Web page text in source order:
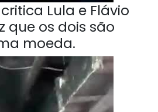
Lula e Flávio
que os dois são
moeda.